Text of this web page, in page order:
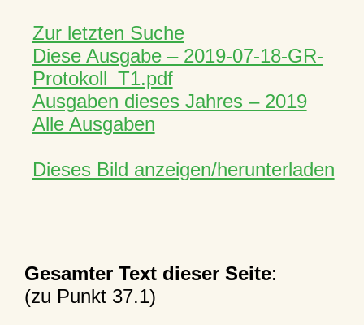
Zur letzten Suche
Diese Ausgabe – 2019-07-18-GR-
Protokoll_T1.pdf
Ausgaben dieses Jahres – 2019
Alle Ausgaben
Dieses Bild anzeigen/herunterladen
Gesamter Text dieser Seite:
(zu Punkt 37.1)